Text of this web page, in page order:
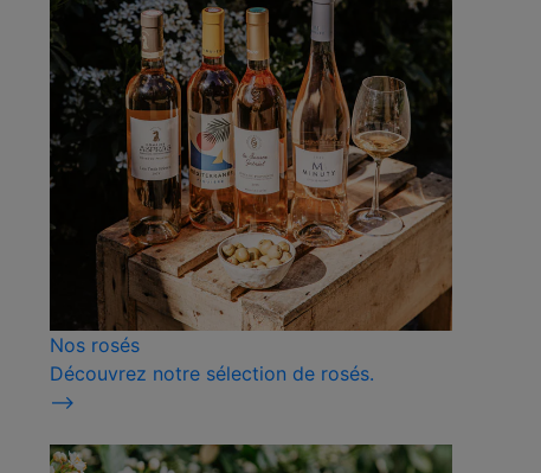
Nos rosés
Découvrez notre sélection de rosés.
⟶